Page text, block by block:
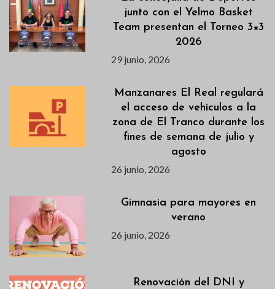
junto con el Yelmo Basket
Team presentan el Torneo 3×3
2026
29 junio, 2026
Manzanares El Real regulará
el acceso de vehículos a la
zona de El Tranco durante los
fines de semana de julio y
agosto
26 junio, 2026
Gimnasia para mayores en
verano
26 junio, 2026
Renovación del DNI y